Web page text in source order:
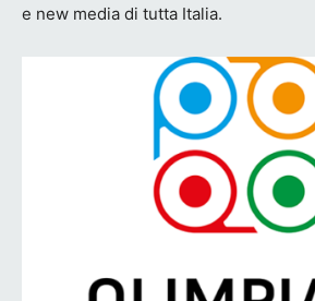
e new media di tutta Italia.